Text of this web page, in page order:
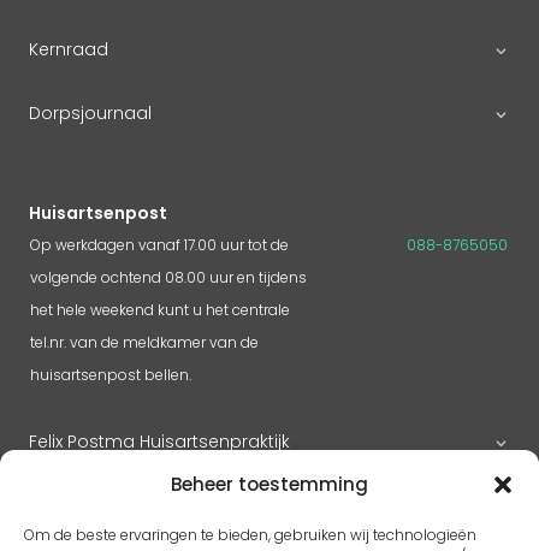
Beheer toestemming
Om de beste ervaringen te bieden, gebruiken wij technologieën
Kernraad
Dorpsjournaal
Huisartsenpost
Op werkdagen vanaf 17.00 uur tot de
volgende ochtend 08.00 uur en tijdens
het hele weekend kunt u het centrale
tel.nr. van de meldkamer van de
huisartsenpost bellen.
088-8765050
Felix Postma Huisartsenpraktijk